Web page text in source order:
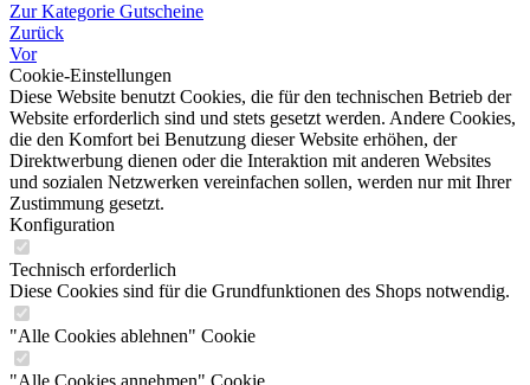
Zur Kategorie Gutscheine
Zurück
Vor
Cookie-Einstellungen
Diese Website benutzt Cookies, die für den technischen Betrieb der
Website erforderlich sind und stets gesetzt werden. Andere Cookies,
die den Komfort bei Benutzung dieser Website erhöhen, der
Direktwerbung dienen oder die Interaktion mit anderen Websites
und sozialen Netzwerken vereinfachen sollen, werden nur mit Ihrer
Zustimmung gesetzt.
Konfiguration
Technisch erforderlich
Diese Cookies sind für die Grundfunktionen des Shops notwendig.
"Alle Cookies ablehnen" Cookie
"Alle Cookies annehmen" Cookie